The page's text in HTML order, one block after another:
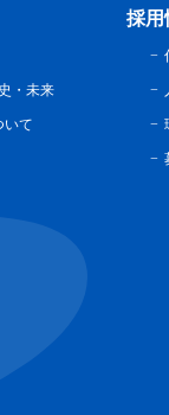
・未来
いて
採用